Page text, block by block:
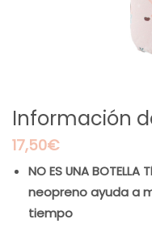
Información
17,50€
NO ES UNA
neopreno ayuda a
tiempo